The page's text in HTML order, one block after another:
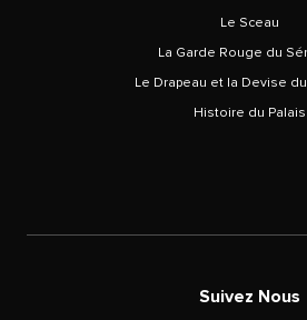
Le Sceau
La Garde Rouge du
Le Drapeau et la Devise
Histoire du Palais
Suivez Nous